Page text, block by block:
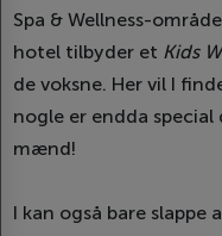
Spa & Wellness-
hotel tilbyder et Kids
de voksne. Her vil I
nogle er endda
mænd!
I kan også bare slappe